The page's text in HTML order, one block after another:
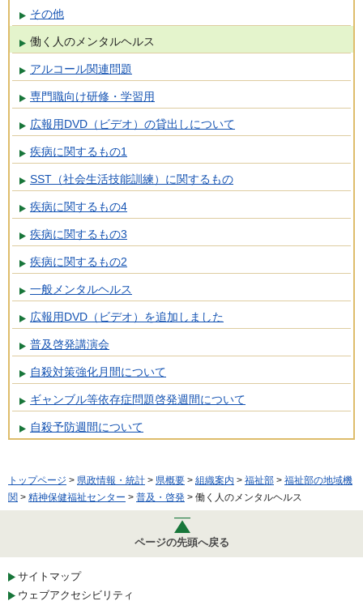
その他
働く人のメンタルヘルス
アルコール関連問題
専門職向け研修・学習用
広報用DVD（ビデオ）の貸出しについて
疾病に関するもの1
SST（社会生活技能訓練）に関するもの
疾病に関するもの4
疾病に関するもの3
疾病に関するもの2
一般メンタルヘルス
広報用DVD（ビデオ）を追加しました
普及啓発講演会
自殺対策強化月間について
ギャンブル等依存症問題啓発週間について
自殺予防週間について
トップページ > 県政情報・統計 > 県概要 > 組織案内 > 福祉部 > 福祉部の地域機
関 > 精神保健福祉センター > 普及・啓発 > 働く人のメンタルヘルス
ページの先頭へ戻る
サイトマップ
ウェブアクセシビリティ